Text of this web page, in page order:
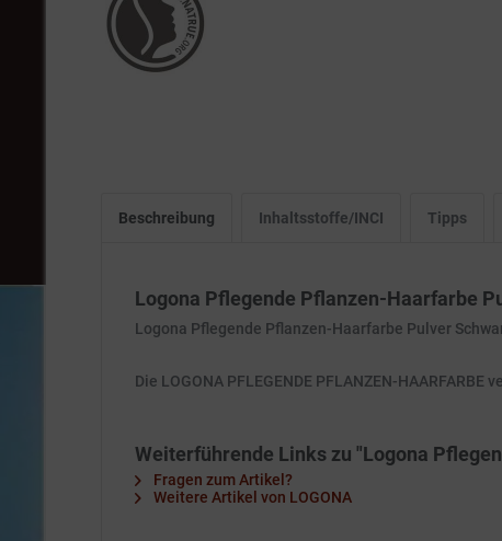
Beschreibung Inhaltsstoffe/INCI Tipps
Logona Pflegende Pflanzen-Haarfarbe
Logona Pflegende Pflanzen-Haarfarbe Pulver
Die LOGONA PFLEGENDE PFLANZEN-
Weiterführende Links zu "Logona
Fragen zum Artikel?
Weitere Artikel von LOGONA